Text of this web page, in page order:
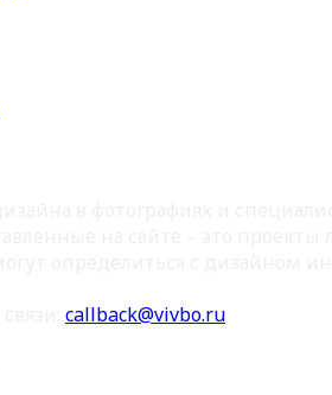
callback@vivbo.ru